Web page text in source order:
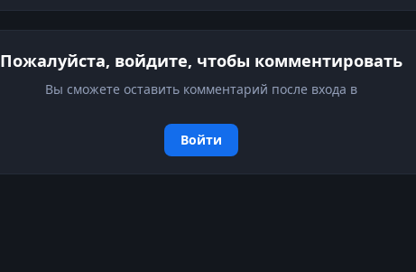
Пожалуйста, войдите, чтобы комментировать
Вы сможете оставить комментарий после входа в
Войти